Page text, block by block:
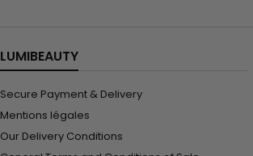
LUMIBEAUTY
Secure Payment & Delivery
Mentions légales
Our Delivery Conditions